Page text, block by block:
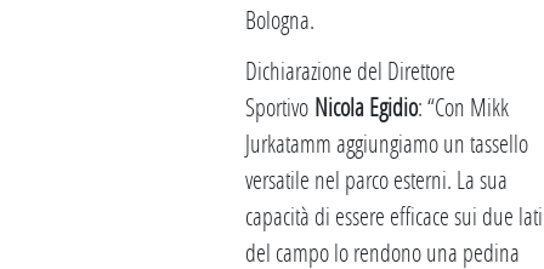
Bologna.
Dichiarazione del Direttore
Sportivo Nicola Egidio: “Con Mikk
Jurkatamm aggiungiamo un tassello
versatile nel parco esterni. La sua
capacità di essere efficace sui due lati
del campo lo rendono una pedina